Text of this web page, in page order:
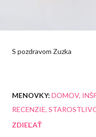
S pozdravom Zuzka
MENOVKY: DOMOV
RECENZIE
ZDIEĽAŤ